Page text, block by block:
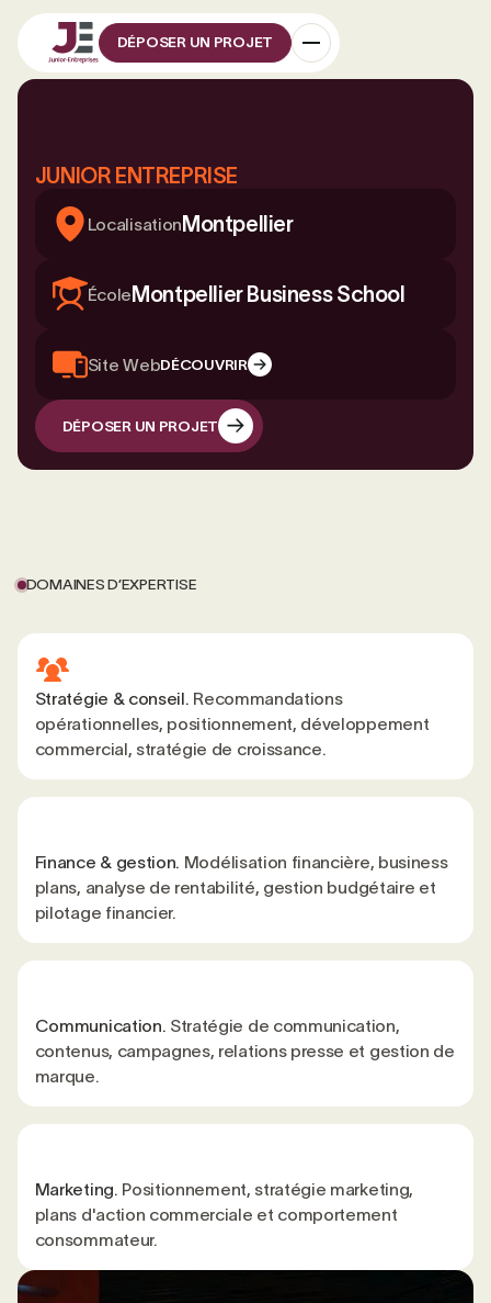
DÉPOSER UN PROJET
JUNIOR ENTREPRISE
Localisation Montpellier
École Montpellier Business School
Site WebDÉCOUVRIR
DÉPOSER UN PROJET
DOMAINES D’EXPERTISE
Stratégie & conseil. Recommandations
opérationnelles, positionnement, développement
commercial, stratégie de croissance.
Finance & gestion. Modélisation financière, business
plans, analyse de rentabilité, gestion budgétaire et
pilotage financier.
Communication. Stratégie de communication,
contenus, campagnes, relations presse et gestion de
marque.
Marketing. Positionnement, stratégie marketing,
plans d'action commerciale et comportement
consommateur.